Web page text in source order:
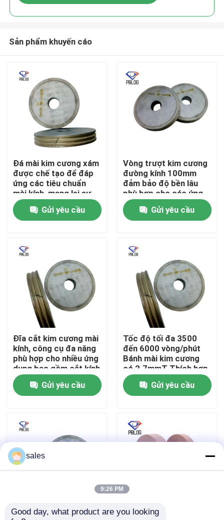
Về chúng tôi
Tham quan nhà máy
Kiểm soát chất lượng
Liên hệ chúng tôi
Tin tức
Yêu cầu báo giá
Đá mài mạ điện
Sản phẩm khuyến cáo
Đá mài kim cương xám
được chế tạo để đáp
ứng các tiêu chuẩn
mài kính, mang lại sự
phân bố hạt đồng đều
và độ bền cao.
Gửi yêu cầu
Vòng trượt kim cương
đường kính 100mm
đảm bảo độ bền lâu
phù hợp cho các ứng
dụng kỹ thuật chính
xác
Gửi yêu cầu
Đĩa cắt kim cương mài
kính, công cụ đa năng
phù hợp cho nhiều ứng
dụng bao gồm cắt kính
và đá
Gửi yêu cầu
Tốc độ tối đa 3500
đến 6000 vòng/phút
Bánh mài kim cương
có 2.7mmT Thích hợp
cho công nghiệp
Gửi yêu cầu
Gray nghiền kim cương
Arbor Hole 30mm
sales
9:26 PM
Good day, what product are you looking